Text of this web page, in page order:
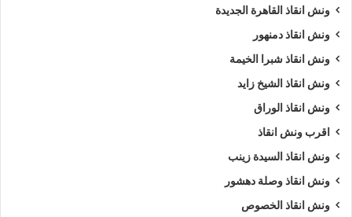
ونش انقاذ القاهرة الجديدة
ونش انقاذ دمنهور
ونش انقاذ شبرا الخيمة
ونش انقاذ الشيخ زايد
ونش انقاذ الوراق
اقرب ونش انقاذ
ونش انقاذ السيدة زينب
ونش انقاذ وصلة دهشور
ونش انقاذ الخصوص